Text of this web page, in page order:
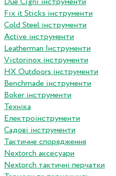
Fix it Sticks інструменти
Сold Steel інструменти
Active інструменти
Leatherman Інструменти
Victorinox інструменти
HX Outdoors інструменти
Benchmade інструменти
Boker інструменти
Техніка
Електроінструменти
Садові інструменти
Тактичне спорядження
Nextorch аксесуари
Nextorch тактичні перчатки